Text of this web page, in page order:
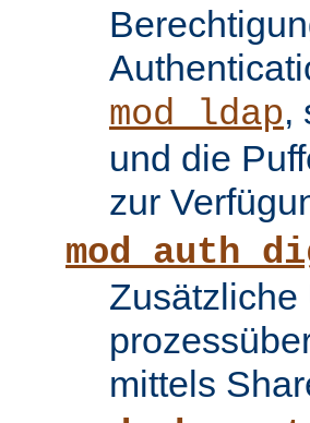
mod_ldap,
und die
zur
Zusätzliche
mittels